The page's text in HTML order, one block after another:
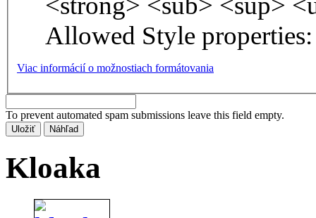
Allowed Style
Viac informácií o možnostiach formátovania
To prevent automated spam submissions leave this field empty.
Kloaka